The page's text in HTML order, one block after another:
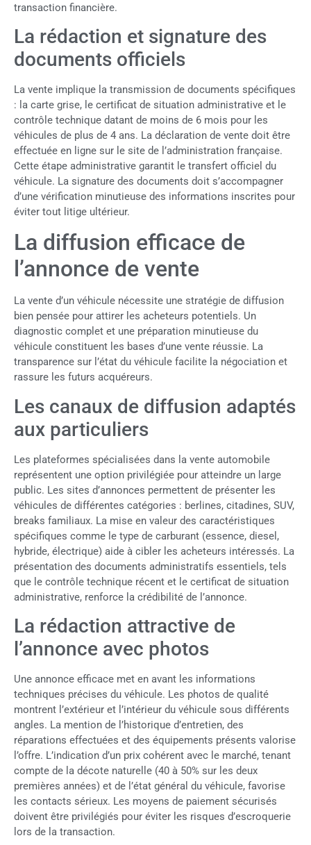
transaction financière.
La rédaction et signature des
documents officiels
La vente implique la transmission de documents spécifiques
: la carte grise, le certificat de situation administrative et le
contrôle technique datant de moins de 6 mois pour les
véhicules de plus de 4 ans. La déclaration de vente doit être
effectuée en ligne sur le site de l’administration française.
Cette étape administrative garantit le transfert officiel du
véhicule. La signature des documents doit s’accompagner
d’une vérification minutieuse des informations inscrites pour
éviter tout litige ultérieur.
La diffusion efficace de
l’annonce de vente
La vente d’un véhicule nécessite une stratégie de diffusion
bien pensée pour attirer les acheteurs potentiels. Un
diagnostic complet et une préparation minutieuse du
véhicule constituent les bases d’une vente réussie. La
transparence sur l’état du véhicule facilite la négociation et
rassure les futurs acquéreurs.
Les canaux de diffusion adaptés
aux particuliers
Les plateformes spécialisées dans la vente automobile
représentent une option privilégiée pour atteindre un large
public. Les sites d’annonces permettent de présenter les
véhicules de différentes catégories : berlines, citadines, SUV,
breaks familiaux. La mise en valeur des caractéristiques
spécifiques comme le type de carburant (essence, diesel,
hybride, électrique) aide à cibler les acheteurs intéressés. La
présentation des documents administratifs essentiels, tels
que le contrôle technique récent et le certificat de situation
administrative, renforce la crédibilité de l’annonce.
La rédaction attractive de
l’annonce avec photos
Une annonce efficace met en avant les informations
techniques précises du véhicule. Les photos de qualité
montrent l’extérieur et l’intérieur du véhicule sous différents
angles. La mention de l’historique d’entretien, des
réparations effectuées et des équipements présents valorise
l’offre. L’indication d’un prix cohérent avec le marché, tenant
compte de la décote naturelle (40 à 50% sur les deux
premières années) et de l’état général du véhicule, favorise
les contacts sérieux. Les moyens de paiement sécurisés
doivent être privilégiés pour éviter les risques d’escroquerie
lors de la transaction.